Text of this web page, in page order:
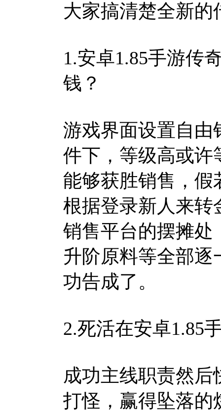
大家搞清楚全新
1.安卓1.85手游传
钱？
游戏界面设置自由
件下，等级高或许
能够获胜销售，假
根据登录新人来转
销售平台的摆摊处
升阶原料等全部
功告成了。
2.死活在安卓1.85
成功主线职责然
打怪，赢得坠落的